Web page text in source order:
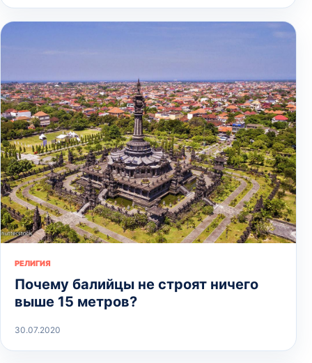
РЕЛИГИЯ
Почему балийцы не строят ничего
выше 15 метров?
30.07.2020